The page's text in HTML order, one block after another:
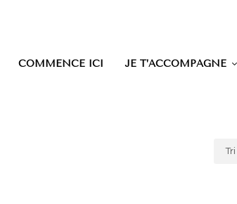
COMMENCE ICI JE T’ACCOMPAGNE